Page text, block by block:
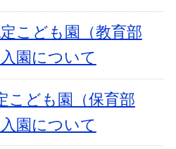
こども園（教育部
園について
ども園（保育部
園について